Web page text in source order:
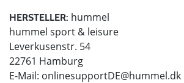
HERSTELLER: hummel
hummel sport & leisure
Leverkusenstr. 54
22761 Hamburg
E-Mail: onlinesupportDE@hummel.dk